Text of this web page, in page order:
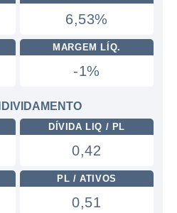
6,53%
MARGEM LÍQ.
-1%
DÍVIDA LIQ / PL
0,42
PL / ATIVOS
0,51